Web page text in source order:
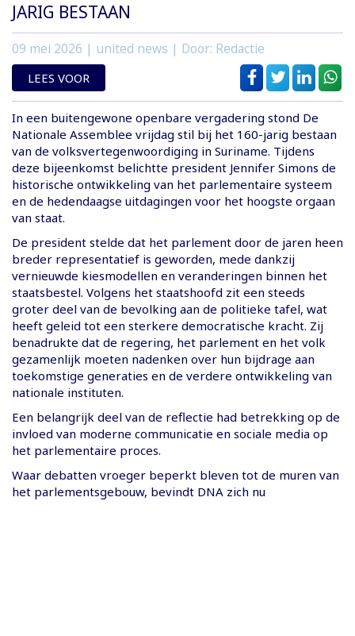
JARIG BESTAAN
09 mei 2026 | united news | Door: Redactie
LEES VOOR
​In een buitengewone openbare vergadering stond De
Nationale Assemblee vrijdag stil bij het 160-jarig bestaan
van de volksvertegenwoordiging in Suriname. Tijdens
deze bijeenkomst belichtte president Jennifer Simons de
historische ontwikkeling van het parlementaire systeem
en de hedendaagse uitdagingen voor het hoogste orgaan
van staat.
​De president stelde dat het parlement door de jaren heen
breder representatief is geworden, mede dankzij
vernieuwde kiesmodellen en veranderingen binnen het
staatsbestel. Volgens het staatshoofd zit een steeds
groter deel van de bevolking aan de politieke tafel, wat
heeft geleid tot een sterkere democratische kracht. Zij
benadrukte dat de regering, het parlement en het volk
gezamenlijk moeten nadenken over hun bijdrage aan
toekomstige generaties en de verdere ontwikkeling van
nationale instituten.
​Een belangrijk deel van de reflectie had betrekking op de
invloed van moderne communicatie en sociale media op
het parlementaire proces.
Waar debatten vroeger beperkt bleven tot de muren van
het parlementsgebouw, bevindt DNA zich nu